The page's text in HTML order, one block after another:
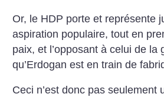
Or, le HDP porte et représente
aspiration populaire, tout en
paix, et l’opposant à celui de la
qu’Erdogan est en train de
Ceci n’est donc pas seulement